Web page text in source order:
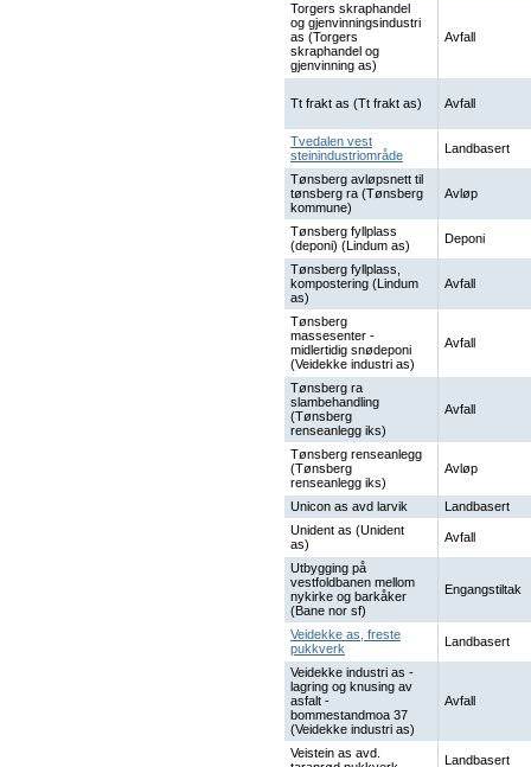
Torgers skraphandel
og gjenvinningsindustri
as (Torgers
skraphandel og
gjenvinning as)
Avfall
Tt frakt as (Tt frakt as) Avfall
Tvedalen vest
steinindustriområde
Landbasert
Tønsberg avløpsnett til
tønsberg ra (Tønsberg
kommune)
Avløp
Tønsberg fyllplass
(deponi) (Lindum as)
Deponi
Tønsberg fyllplass,
kompostering (Lindum
as)
Avfall
Tønsberg
massesenter -
midlertidig snødeponi
(Veidekke industri as)
Avfall
Tønsberg ra
slambehandling
(Tønsberg
renseanlegg iks)
Avfall
Tønsberg renseanlegg
(Tønsberg
renseanlegg iks)
Avløp
Unicon as avd larvik
Landbasert
Unident as (Unident
as)
Avfall
Utbygging på
vestfoldbanen mellom
nykirke og barkåker
(Bane nor sf)
Engangstiltak
Veidekke as, freste
pukkverk
Landbasert
Veidekke industri as -
lagring og knusing av
asfalt -
bommestandmoa 37
(Veidekke industri as)
Avfall
Veistein as avd.
Landbasert